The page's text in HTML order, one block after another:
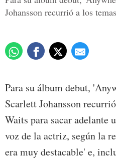
Johansson recurrió a los
Para su álbum debut,
Scarlett Johansson
Waits para sacar adelante
voz de la actriz, según la
era muy destacable' e,